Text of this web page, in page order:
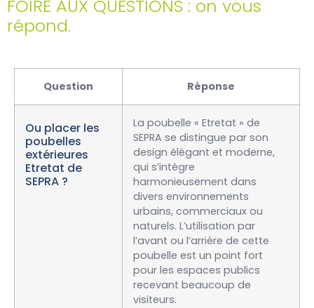
FOIRE AUX QUESTIONS : on vous
répond.
Question Réponse
Ou placer les
poubelles
extérieures
Etretat de
SEPRA ?
La poubelle « Etretat » de
SEPRA se distingue par son
design élégant et moderne,
qui s’intègre
harmonieusement dans
divers environnements
urbains, commerciaux ou
naturels. L’utilisation par
l’avant ou l’arrière de cette
poubelle est un point fort
pour les espaces publics
recevant beaucoup de
visiteurs.